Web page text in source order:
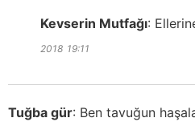
Kevserin Mutfağı:
2018 19:11
Tuğba gür: Ben tavuğun